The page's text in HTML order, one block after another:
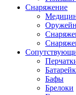
Снаряжение
Бафы
Брелоки